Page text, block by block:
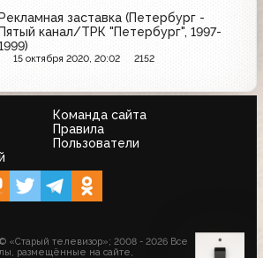
Рекламная заставка (Петербург -
Пятый канал/ТРК "Петербург", 1997-
15 октября 2020, 20:02 2152
Команда сайта
Правила
Пользователи
«Старый телевизор»; 2008 - 2026 Все
размещённые на сайте,